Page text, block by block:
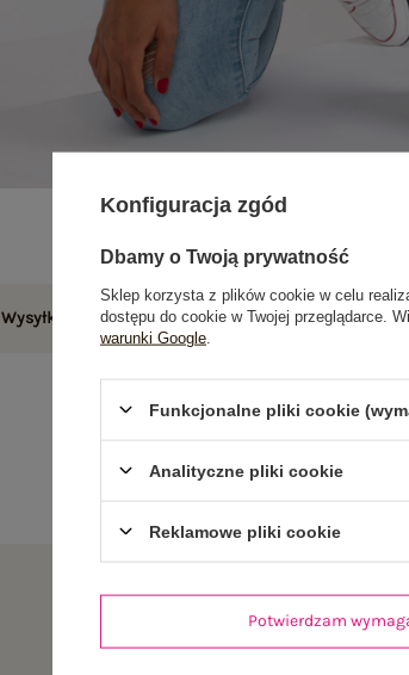
Wysyłka i dostawa Zwroty i reklamacje
Konfiguracja zgód
Dbamy o Twoją prywatność
Sklep korzysta z plików cookie w celu
dostępu do cookie w Twojej przeglądarce.
warunki Google
Funkcjonalne pliki cookie
Analityczne pliki cookie
Reklamowe pliki cookie
Potwierdzam